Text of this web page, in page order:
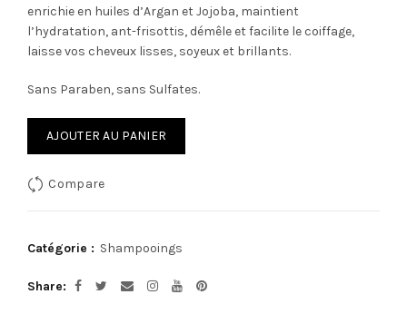
enrichie en huiles d’Argan et Jojoba, maintient
l’hydratation, ant-frisottis, démêle et facilite le coiffage,
laisse vos cheveux lisses, soyeux et brillants.
Sans Paraben, sans Sulfates.
AJOUTER AU PANIER
Compare
Catégorie : Shampooings
Share